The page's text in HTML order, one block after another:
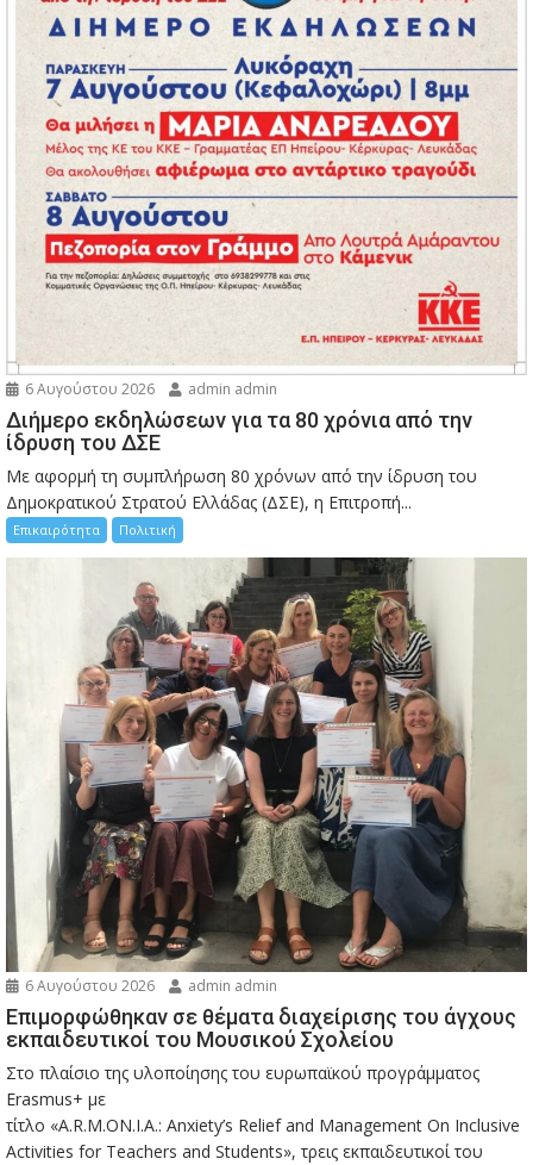
6 Αυγούστου 2026 admin admin
Διήμερο εκδηλώσεων για τα 80 χρόνια από την
ίδρυση του ΔΣΕ
Με αφορμή τη συμπλήρωση 80 χρόνων από την ίδρυση του
Δημοκρατικού Στρατού Ελλάδας (ΔΣΕ), η Επιτροπή...
Επικαιρότητα Πολιτική
6 Αυγούστου 2026 admin admin
Eπιμορφώθηκαν σε θέματα διαχείρισης του άγχους
εκπαιδευτικοί του Μουσικού Σχολείου
Στο πλαίσιο της υλοποίησης του ευρωπαϊκού προγράμματος
Erasmus+ με
τίτλο «A.R.M.ON.I.A.: Anxiety’s Relief and Management On Inclusive
Activities for Teachers and Students», τρεις εκπαιδευτικοί του